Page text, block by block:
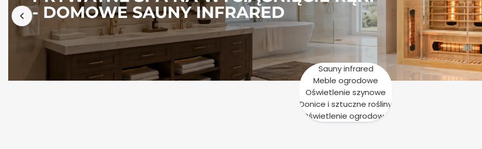
Sauny infrared
Meble ogrodowe
Oświetlenie szynowe
Donice i sztuczne rośliny
Oświetlenie ogrodowe